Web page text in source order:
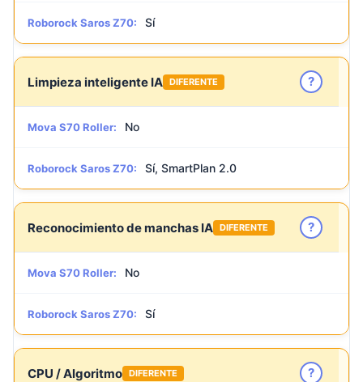
Roborock Saros Z70: Sí
Limpieza inteligente IA DIFERENTE ?
Mova S70 Roller: No
Roborock Saros Z70: Sí, SmartPlan 2.0
Reconocimiento de manchas IA DIFERENTE ?
Mova S70 Roller: No
Roborock Saros Z70: Sí
CPU / Algoritmo DIFERENTE ?